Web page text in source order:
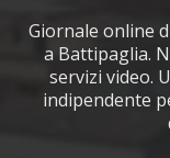
Giornale online
a Battipaglia.
servizi video.
indipendente